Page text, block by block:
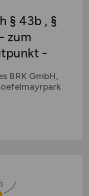
§ 43b , §
- zum
-
BRK GmbH,